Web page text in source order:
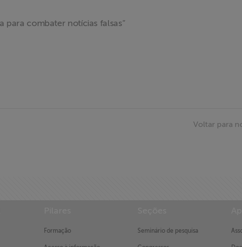
para combater notícias falsas”
Voltar para
Formação Seminário de pesquisa